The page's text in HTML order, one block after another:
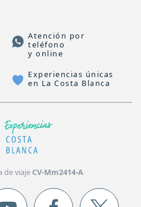
Atención por
teléfono
y online
Experiencias únicas
en La Costa Blanca
de viajeCV-Mm2414-A